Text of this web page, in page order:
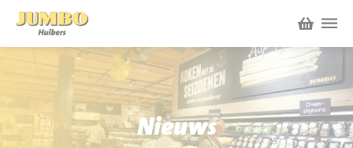
Winkels
P.W.A. Park
Nieuws Nieuws